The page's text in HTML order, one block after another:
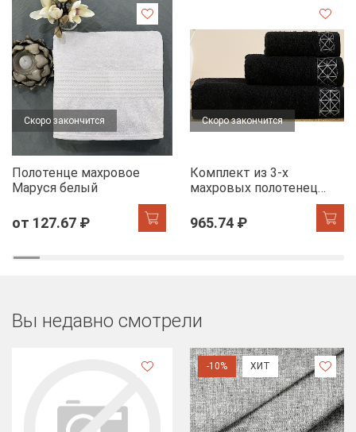
Скоро закончится
Полотенце махровое
Маруся белый
от 127.67 ₽
Скоро закончится
Комплект из 3-х
махровых полотенец
FLOOX бордюр Диана,
черный
965.74 ₽
Вы недавно смотрели
-10% ХИТ